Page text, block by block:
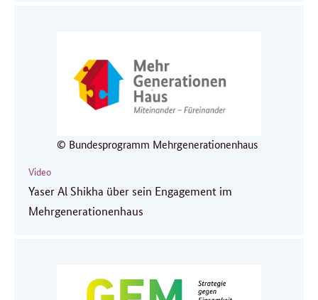
© Bundesprogramm Mehrgenerationenhaus
Video
Yaser Al Shikha über sein Engagement im
Mehrgenerationenhaus